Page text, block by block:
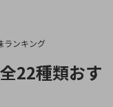
ランキング
22種類おす